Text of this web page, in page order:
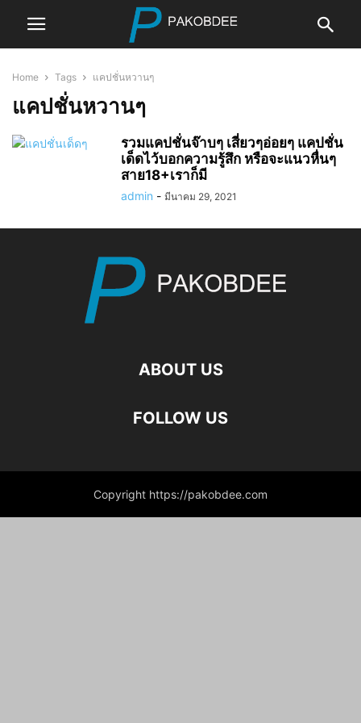
Home Tags แคปชั่นหวานๆ
แคปชั่นหวานๆ
รวมแคปชั่นจ๊าบๆ เสี่ยวๆอ่อยๆ แคปชั่น
เด็ดไว้บอกความรู้สึก หรือจะแนวหื่นๆ
สาย18+เราก็มี
admin - มีนาคม 29, 2021
ABOUT US
FOLLOW US
Copyright https://pakobdee.com